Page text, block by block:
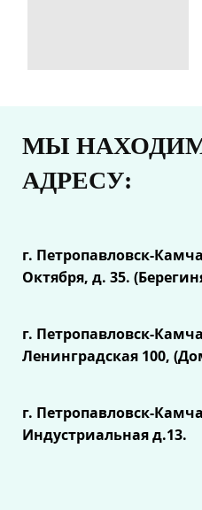
МЫ
АДРЕСУ:
г. Петропавловск-
Октября, д. 35.
г. Петропавловск-
Ленинградская 100,
г. Петропавловск-
Индустриальная д.13.